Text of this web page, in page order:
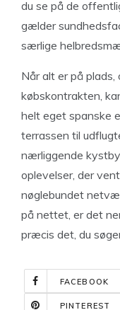
du se på de
gælder
særlige
Når alt er på plads,
købskontrakten,
helt eget spanske
terrassen til
nærliggende
oplevelser, der
nøglebundet
på nettet, er det
præcis det, du
FACEBOOK
PINTEREST